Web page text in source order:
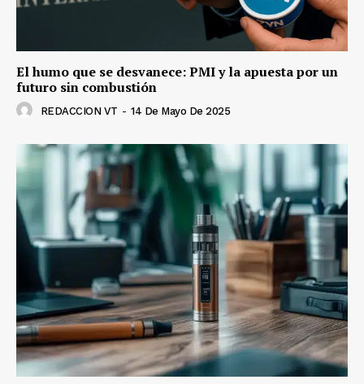
El humo que se desvanece: PMI y la apuesta por un
futuro sin combustión
REDACCION VT - 14 De Mayo De 2025